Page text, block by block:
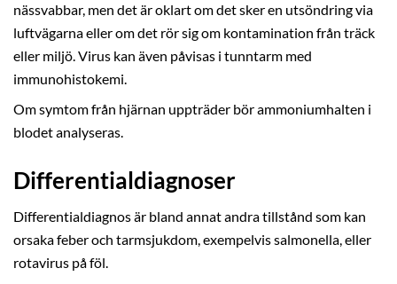
nässvabbar, men det är oklart om det sker en utsöndring via
luftvägarna eller om det rör sig om kontamination från träck
eller miljö. Virus kan även påvisas i tunntarm med
immunohistokemi.
Om symtom från hjärnan uppträder bör ammoniumhalten i
blodet analyseras.
Differentialdiagnoser
Differentialdiagnos är bland annat andra tillstånd som kan
orsaka feber och tarmsjukdom, exempelvis salmonella, eller
rotavirus på föl.